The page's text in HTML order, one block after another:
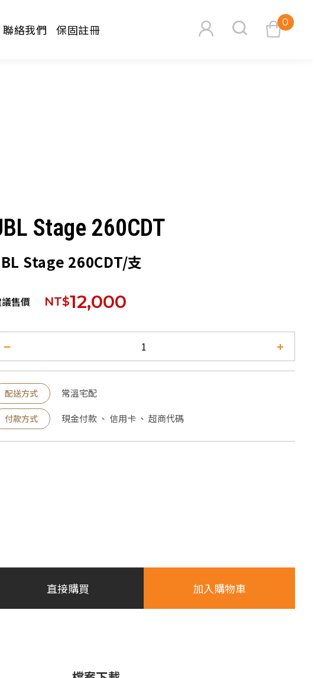
0
聯絡我們 保固註冊
Stage 260CDT
Stage 260CDT/支
售價 NT$12,000
配送方式 常溫宅配
付款方式 現金付款 、 信用卡 、 超商代碼
直接購買 加入購物車